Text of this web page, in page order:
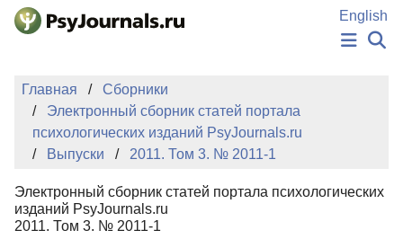
Перейти к основному содержанию
English
НОВОСТИ
ИЗДАНИЯ
АВТОРЫ
ПОДАТЬ РУКОПИСЬ
БАЗА ЗНАНИЙ
КЛЮЧЕВЫЕ СЛОВА
Регистрация
Главная
Сборники
Электронный сборник статей портала
психологических изданий PsyJournals.ru
Выпуски
2011. Том 3. № 2011-1
Электронный сборник статей портала психологических
изданий PsyJournals.ru
2011. Том 3. № 2011-1